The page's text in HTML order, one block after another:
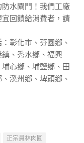
水閘門！我們工廠
回饋給消費者，請
彰化市、芬園鄉、
、秀水鄉、福興
心鄉、埔鹽鄉、田
溪州鄉、埤頭鄉、
正宗員林肉圓